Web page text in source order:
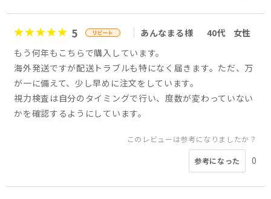
5 あんなまる様 40代
女性
もう何年もこちらで購入しています。
海外発送ですが配送トラブルも特になく届きます。ただ、万
が一に備えて、少し早めに注文をしています。
視力検査は自分のタイミングで行い、度数が変わっていない
かを確認するようにしています。
このレビューは参考になりましたか？
参考になった 0